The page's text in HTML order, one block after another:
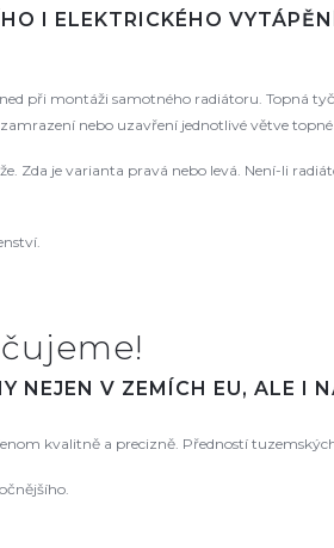
I ELEKTRICKÉHO
při montáži samotného radiátoru. Topná
nebo uzavření jednotlivé větve topné
Zda je varianta pravá nebo levá. Není-li
NEJEN V ZEMÍCH EU, ALE I
kvalitně a precizně. Předností